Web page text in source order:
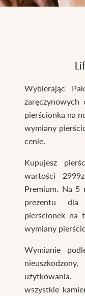
Wybierając
zaręczynowych
pierścionka na
wymiany
cenie.
Kupujesz
wartości
Premium. Na 5
prezentu
pierścionek na
wymiany
Wymianie
wszystkie